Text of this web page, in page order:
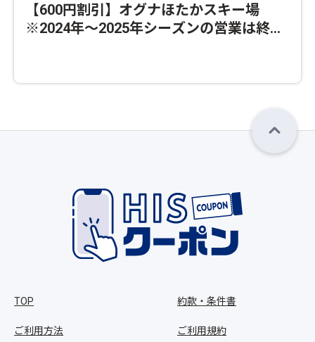
【600円割引】オグナほたかスキー場
※2024年～2025年シーズンの営業は終了
TOP
ご利用方法
約款・条件書
ご利用規約